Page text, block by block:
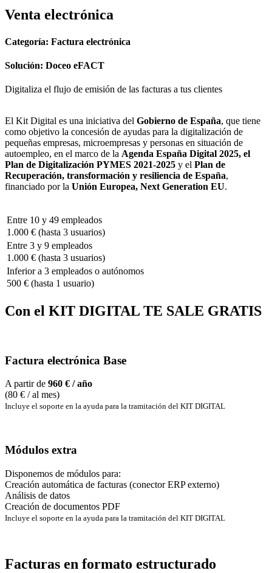
Venta electrónica
Categoría: Factura electrónica
Solución: Doceo eFACT
Digitaliza el flujo de emisión de las facturas a tus clientes
El Kit Digital es una iniciativa del Gobierno de España, que tiene
como objetivo la concesión de ayudas para la digitalización de
pequeñas empresas, microempresas y personas en situación de
autoempleo, en el marco de la Agenda España Digital 2025, el
Plan de Digitalización PYMES 2021-2025 y el Plan de
Recuperación, transformación y resiliencia de España,
financiado por la Unión Europea, Next Generation EU.
Entre 10 y 49 empleados
1.000 € (hasta 3 usuarios)
Entre 3 y 9 empleados
1.000 € (hasta 3 usuarios)
Inferior a 3 empleados o autónomos
500 € (hasta 1 usuario)
Con el KIT DIGITAL TE SALE GRATIS
Factura electrónica Base
A partir de 960 € / año
(80 € / al mes)
Incluye el soporte en la ayuda para la tramitación del KIT DIGITAL
Módulos extra
Disponemos de módulos para:
Creación automática de facturas (conector ERP externo)
Análisis de datos
Creación de documentos PDF
Incluye el soporte en la ayuda para la tramitación del KIT DIGITAL
Facturas en formato estructurado